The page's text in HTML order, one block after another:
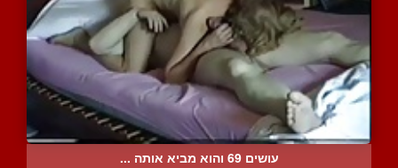
עושים 69 והוא מביא אותה ...